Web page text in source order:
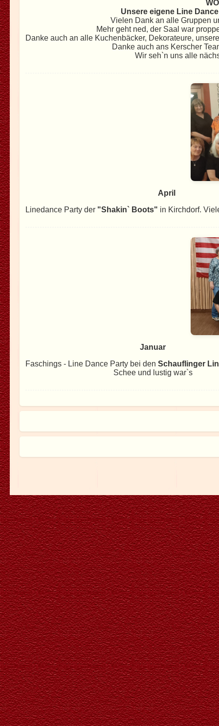
Unsere eigene Line
Vielen Dank an alle Gruppen
Mehr geht ned, der Saal war
Danke auch an alle Kuchenbäcker, Dekorateure,
Danke auch ans Kerscher
Wir seh`n uns alle
April
Linedance Party der "Shakin` Boots" in Kirchdorf.
Januar
Faschings - Line Dance Party bei den Schauflinger
Schee und lustig war`s